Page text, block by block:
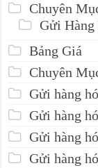
Chuyên
Gửi Hàng
Bảng Giá
Chuyên
Gửi hàng
Gửi hàng
Gửi hàng
Gửi hàng